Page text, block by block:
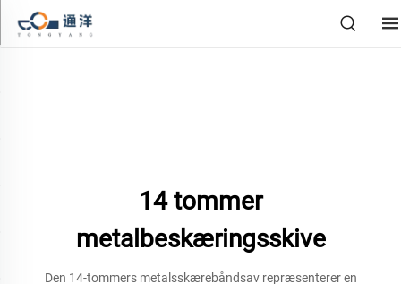
14 tommer
metalbeskæringsskive
Den 14-tommers metalsskærebåndsav repræsenterer en